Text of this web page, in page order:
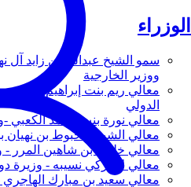
الوزراء
سمو الشيخ عبدالله بن زايد آل
ووزير الخارجية
معالي ريم بنت إبراهيم
الدولي
معالي نورة بنت محمد الكعبي -
معالي الشيخ شخبوط بن نهيان
معالي خليفة بن شاهين المرر -
معالي لانا زكي نسيبه - وزيرة
معالي سعيد بن مبارك الهاجري